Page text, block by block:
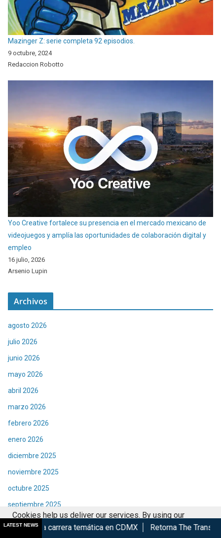
Mazinger Z: serie completa 92 episodios.
9 octubre, 2024
Redaccion Robotto
Yoo Creative fortalece su presencia en el mercado mexicano de
videojuegos y amplía las oportunidades de colaboración digital y
empleo
16 julio, 2026
Arsenio Lupin
Archivos
agosto 2026
julio 2026
junio 2026
mayo 2026
abril 2026
marzo 2026
febrero 2026
enero 2026
diciembre 2025
noviembre 2025
octubre 2025
septiembre 2025
agosto 2025
LATEST NEWS
temática en CDMX Retorna The Transformers: The Movie
Cookies help us deliver our services. By using our
services, you agree to our use of cookies.
Got it